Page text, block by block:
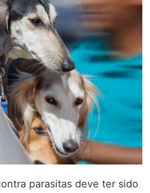
parasitas deve ter sido